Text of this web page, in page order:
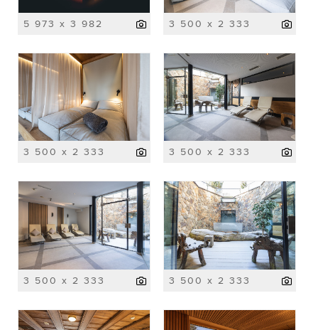
5 973 x 3 982 3 500 x 2 333
3 500 x 2 333 3 500 x 2 333
3 500 x 2 333 3 500 x 2 333